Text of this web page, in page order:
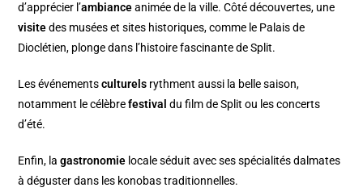
d’apprécier l’ambianceanimée de la ville. Côté découvertes, une
visitedes musées et sites historiques, comme le Palais de
Dioclétien, plonge dans l’histoire fascinante de Split.
Les événementsculturels rythment aussi la belle saison,
notamment le célèbrefestival du film de Split ou les concerts
d’été.
Enfin, lagastronomie locale séduit avec ses spécialités dalmates
à déguster dans les konobas traditionnelles.